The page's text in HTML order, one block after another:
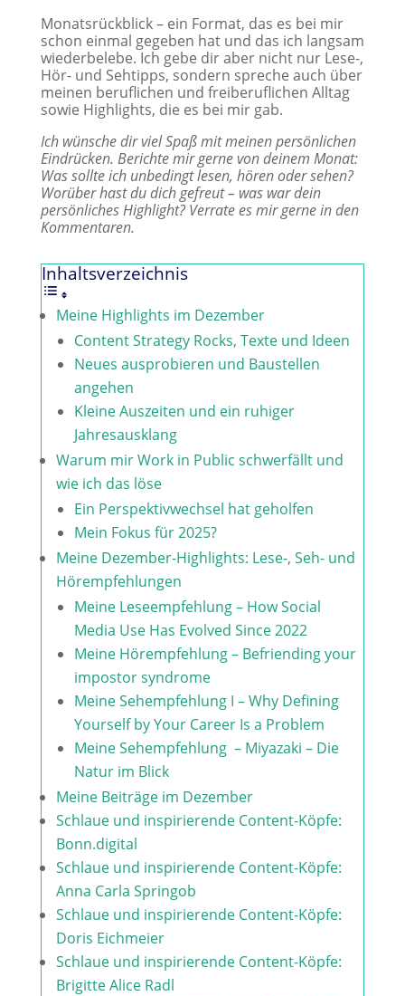
​Monatsrückblick – ein Format, das es bei mir
schon einmal gegeben hat und das ich langsam
wiederbelebe. Ich gebe dir aber nicht nur Lese-,
Hör- und Sehtipps, sondern spreche auch über
meinen beruflichen und freiberuflichen Alltag
sowie Highlights, die es bei mir gab.
Ich wünsche dir viel Spaß mit meinen persönlichen
Eindrücken. Berichte mir gerne von deinem Monat:
Was sollte ich unbedingt lesen, hören oder sehen?
Worüber hast du dich gefreut – was war dein
persönliches Highlight? Verrate es mir gerne in den
Kommentaren.
Inhaltsverzeichnis
Meine Highlights im Dezember
Content Strategy Rocks, Texte und Ideen
Neues ausprobieren und Baustellen
angehen
Kleine Auszeiten und ein ruhiger
Jahresausklang
Warum mir Work in Public schwerfällt und
wie ich das löse
Ein Perspektivwechsel hat geholfen
Mein Fokus für 2025?
Meine Dezember-Highlights: Lese-, Seh- und
Hörempfehlungen
Meine Leseempfehlung – How Social
Media Use Has Evolved Since 2022
Meine Hörempfehlung – Befriending your
impostor syndrome​
Meine Sehempfehlung I – Why Defining
Yourself by Your Career Is a Problem
Meine Sehempfehlung – Miyazaki – Die
Natur im Blick
Meine Beiträge im Dezember
Schlaue und inspirierende Content-Köpfe:
Bonn.digital
Schlaue und inspirierende Content-Köpfe:
Anna Carla Springob
Schlaue und inspirierende Content-Köpfe:
Doris Eichmeier
Schlaue und inspirierende Content-Köpfe:
Brigitte Alice Radl